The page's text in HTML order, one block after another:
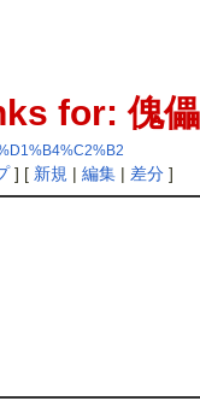
for: 傀
] [ 新規 | 編集| 差分]